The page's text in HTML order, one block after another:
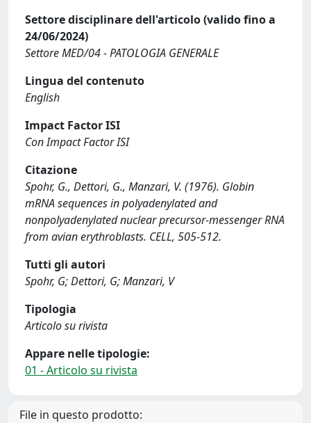
Settore disciplinare dell'articolo (valido fino a
24/06/2024)
Settore MED/04 - PATOLOGIA GENERALE
Lingua del contenuto
English
Impact Factor ISI
Con Impact Factor ISI
Citazione
Spohr, G., Dettori, G., Manzari, V. (1976). Globin
mRNA sequences in polyadenylated and
nonpolyadenylated nuclear precursor-messenger RNA
from avian erythroblasts. CELL, 505-512.
Tutti gli autori
Spohr, G; Dettori, G; Manzari, V
Tipologia
Articolo su rivista
Appare nelle tipologie:
01 - Articolo su rivista
File in questo prodotto: